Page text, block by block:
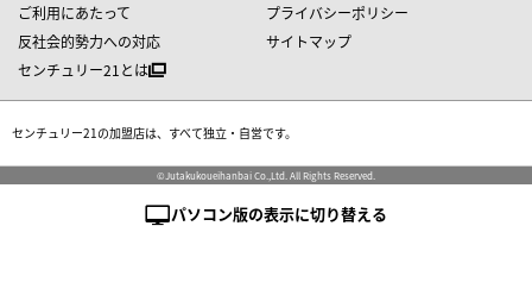
ご利用にあたって
プライバシーポリシー
反社会的勢力への対応
サイトマップ
センチュリー21とは
センチュリー21の加盟店は、すべて独立・自営です。
©Jutakukoueihanbai Co.,Ltd. All Rights Reserved.
パソコン版の表示に切り替える